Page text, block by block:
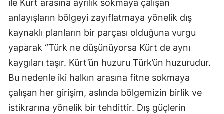
ile Kürt arasına ayrılık sokmaya çalışan
anlayışların bölgeyi zayıflatmaya yönelik dış
kaynaklı planların bir parçası olduğuna vurgu
yaparak “Türk ne düşünüyorsa Kürt de aynı
kaygıları taşır. Kürt’ün huzuru Türk’ün huzurudur.
Bu nedenle iki halkın arasına fitne sokmaya
çalışan her girişim, aslında bölgemizin birlik ve
istikrarına yönelik bir tehdittir. Dış güçlerin